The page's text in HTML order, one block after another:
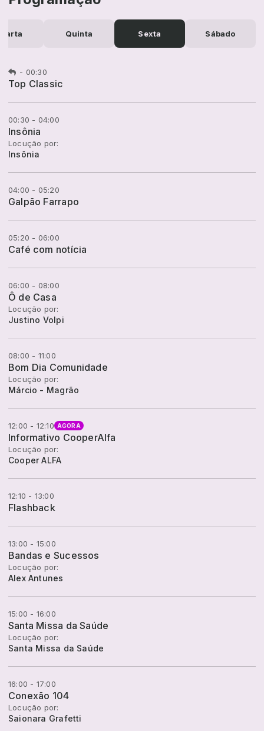
Quinta Sexta Sábado
- 00:30
Top Classic
00:30 - 04:00
Insônia
Locução por:
Insônia
04:00 - 05:20
Galpão Farrapo
05:20 - 06:00
Café com notícia
06:00 - 08:00
Ô de Casa
Locução por:
Justino Volpi
08:00 - 11:00
Bom Dia Comunidade
Locução por:
Márcio - Magrão
12:00 - 12:10 AGORA
Informativo CooperAlfa
Locução por:
Cooper ALFA
12:10 - 13:00
Flashback
13:00 - 15:00
Bandas e Sucessos
Locução por:
Alex Antunes
15:00 - 16:00
Santa Missa da Saúde
Locução por:
Santa Missa da Saúde
16:00 - 17:00
Conexão 104
Locução por:
Saionara Grafetti